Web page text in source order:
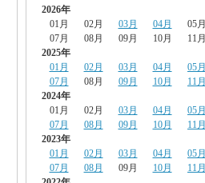
2026年
01月
02月 03月 04月 05月
07月
08月 09月 10月 11月
2025年
01月
02月 03月 04月 05月
07月
08月 09月 10月 11月
2024年
01月
02月 03月 04月 05月
07月
08月 09月 10月 11月
2023年
01月
02月 03月 04月 05月
07月
08月 09月 10月 11月